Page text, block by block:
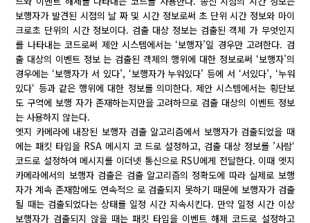
보행자가 발견된 시점의 날 짜 및 시간 정보로써 초 단위 시간 정보와 마이
크로초 단위의 시간 정보이다. 검출 대상 정보는 검출된 객체 가 무엇인지
를 나타내는 코드로써 제안 시스템에서는 ‘보행자’일 경우만 고려한다. 검
출 대상의 이벤트 정보 는 검출된 객체의 행위에 대한 정보로써 ‘보행자’의
경우에는 ‘보행자가 서 있다’, ‘보행자가 누워있다’ 등에 서 ‘서있다’, ‘누워
있다‘ 등과 같은 행위에 대한 정보를 의미한다. 제안 시스템에서는 횡단보
도 구역에 보행 자가 존재하는지만을 고려하므로 검출 대상의 이벤트 정보
는 사용하지 않는다.
엣지 카메라에 내장된 보행자 검출 알고리즘에서 보행자가 검출되었을 때
에는 패킷 타입을 RSA 메시지 코 드로 설정하고, 검출 대상 정보를 ’사람‘
코드로 설정하여 메시지를 이더넷 통신으로 RSU에게 전달한다. 이때 엣지
카메라에서의 보행자 검출은 검출 알고리즘의 정확도에 따라 실제로 보행
자가 계속 존재함에도 연속적으 로 검출되지 못하기 때문에 보행자가 검출
될 때는 검출되었다는 상태를 일정 시간 지속시킨다. 만약 일정 시간 이상
보행자가 검출되지 않을 때는 패킷 타입을 이벤트 해제 코드로 설정하고